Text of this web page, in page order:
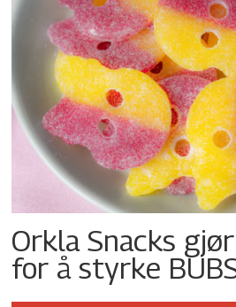
Orkla Snacks
for å styrke